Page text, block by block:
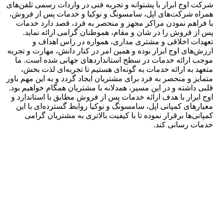
شرکت اوج ابرار با پشتوانه و تجربه فنی در واردات رسمی تلفن‌های
همراه شرکت‌های اپل، سامسونگ و نوکیا و خدمات پس از فروش،
با فراهم نمودن مراکز مجهز و منحصر به فرد، قصد دارد خدمات
پس از فروش را در شان و مقام، هموطنان گرامی ارائه نماید.
تعهدات اخلاقی و مشتری مداری، همواره در راس اهداف و
ارزش‌های اوج ابرار بوده و همین امر در کنار دانش، مهارت و تجربه
موجب ارائه خدمات در سطح استاندارد‌های جهانی شده است. ما
متعهد به ارائه خدمات به گونه‌ای هستیم تا تجربه‌ای لذت بخش،
متمایز و منحصر به فرد برای مشتریان ایجاد گردد و به این مهم باور
قلبی داشته و در این مسیر، همدلانه با مشتریان همگام خواهیم بود.
اوج ابرار با هدف ارائه خدمات پس از فروش مطابق با استاندارد و
معیارهای کمپانی اپل، سامسونگ و نوکیا روابط گسترده‌ای با این
کمپانی‌ها برقرار نموده تا با کیفیت بالاتری به مشتریان گرامی
خدمات رسانی کند.